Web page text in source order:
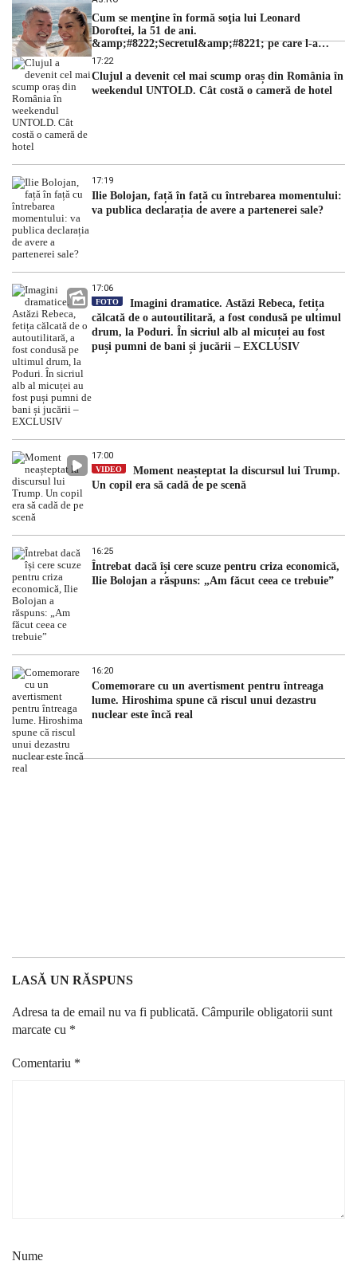
Cum se menţine în formă soţia lui Leonard
Doroftei, la 51 de ani.
&amp;#8222;Secretul&amp;#8221; pe care l-a
dezvăluit
17:22
Clujul a devenit cel mai scump oraș din România în
weekendul UNTOLD. Cât costă o cameră de hotel
17:19
Ilie Bolojan, față în față cu întrebarea momentului:
va publica declarația de avere a partenerei sale?
17:06
FOTO
Imagini dramatice. Astăzi Rebeca, fetița
călcată de o autoutilitară, a fost condusă pe ultimul
drum, la Poduri. În sicriul alb al micuței au fost
puși pumni de bani și jucării – EXCLUSIV
17:00
VIDEO
Moment neașteptat la discursul lui Trump.
Un copil era să cadă de pe scenă
16:25
Întrebat dacă își cere scuze pentru criza economică,
Ilie Bolojan a răspuns: „Am făcut ceea ce trebuie”
16:20
Comemorare cu un avertisment pentru întreaga
lume. Hiroshima spune că riscul unui dezastru
nuclear este încă real
LASĂ UN RĂSPUNS
Adresa ta de email nu va fi publicată. Câmpurile obligatorii sunt
marcate cu *
Comentariu *
Nume